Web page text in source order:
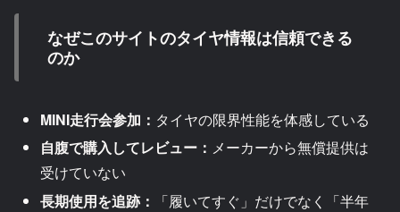
なぜこのサイトのタイヤ情報は信頼できる
のか
MINI走行会参加： タイヤの限界性能を体感している
自腹で購入してレビュー： メーカーから無償提供は
受けていない
長期使用を追跡：
「履いてすぐ」だけでなく「半年